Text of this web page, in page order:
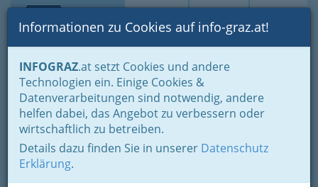
Suche Login Toggle
Informationen zu Cookies auf info-graz.at!
INFOGRAZ.at setzt Cookies und andere
Technologien ein. Einige Cookies &
Datenverarbeitungen sind notwendig, andere
helfen dabei, das Angebot zu verbessern oder
wirtschaftlich zu betreiben.
Details dazu finden Sie in unserer Datenschutz
Erklärung.
Home Gastronomie
Beisln, Bars, Pubs & Wein
Buschenschenken oder Buschenschänken
Buschenschenken nach Orten
Kitzeck
Kitzeck
Bezirksauswahl